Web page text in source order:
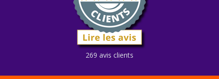
269 avis clients